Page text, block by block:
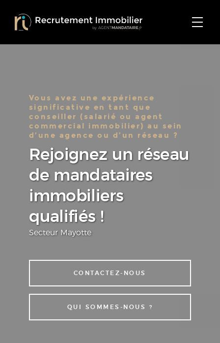
Vous avez une expérience
significative en tant que
conseiller (salarié ou agent
commercial immobilier) au sein
d’une agence ou d’un réseau ?
Rejoignez un réseau
de mandataires
immobiliers
qualifiés !
Secteur Mayotte
CONTACTEZ-NOUS
QUI SOMMES-NOUS ?